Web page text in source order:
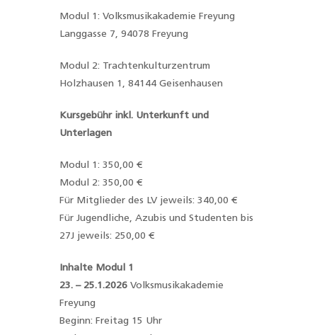
Modul 1: Volksmusikakademie Freyung
Langgasse 7, 94078 Freyung
Modul 2: Trachtenkulturzentrum
Holzhausen 1, 84144 Geisenhausen
Kursgebühr inkl. Unterkunft und
Unterlagen
Modul 1: 350,00 €
Modul 2: 350,00 €
Für Mitglieder des LV jeweils: 340,00 €
Für Jugendliche, Azubis und Studenten bis
27J jeweils: 250,00 €
Inhalte Modul 1
23. – 25.1.2026 Volksmusikakademie
Freyung
Beginn: Freitag 15 Uhr